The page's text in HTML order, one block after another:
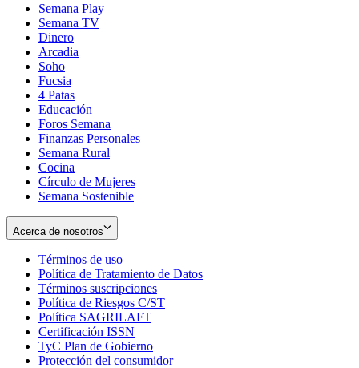
Semana Play
Semana TV
Dinero
Arcadia
Soho
in
new
window
Fucsia
in
new
window
4 Patas
Educación
Foros Semana
Finanzas Personales
Semana Rural
Cocina
Círculo de Mujeres
Semana Sostenible
Acerca de nosotros
Términos de uso
in
new
window
Política de Tratamiento de Datos
Términos suscripciones
in
Política de Riesgos C/ST
Política SAGRILAFT
new
window
Certificación ISSN
in
new
TyC Plan de Gobierno
in
Protección del consumidorOpens